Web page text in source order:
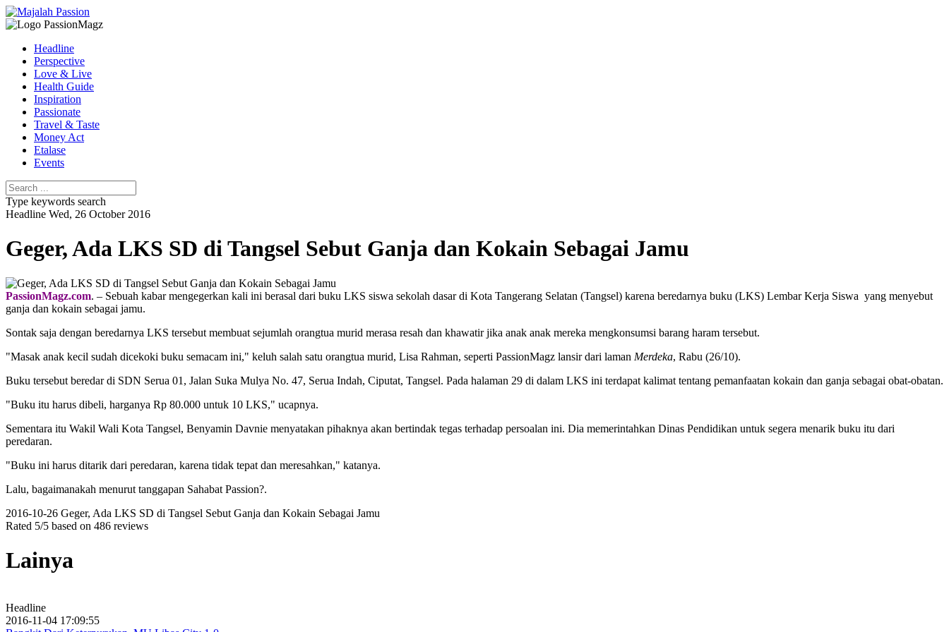
Headline
Perspective
Love & Live
Health Guide
Inspiration
Passionate
Travel & Taste
Money Act
Etalase
Events
Type keywords search
Headline Wed, 26 October 2016
Geger, Ada LKS SD di Tangsel Sebut Ganja dan Kokain Sebagai Jamu
PassionMagz.com. – Sebuah kabar mengegerkan kali ini berasal dari buku LKS siswa sekolah dasar di Kota Tangerang Selatan (Tangsel) karena beredarnya buku (LKS) Lembar Kerja Siswa yang menyebut
ganja dan kokain sebagai jamu.
Sontak saja dengan beredarnya LKS tersebut membuat sejumlah orangtua murid merasa resah dan khawatir jika anak anak mereka mengkonsumsi barang haram tersebut.
"Masak anak kecil sudah dicekoki buku semacam ini," keluh salah satu orangtua murid, Lisa Rahman, seperti PassionMagz lansir dari laman Merdeka, Rabu (26/10).
Buku tersebut beredar di SDN Serua 01, Jalan Suka Mulya No. 47, Serua Indah, Ciputat, Tangsel. Pada halaman 29 di dalam LKS ini terdapat kalimat tentang pemanfaatan kokain dan ganja sebagai obat-obatan.
"Buku itu harus dibeli, harganya Rp 80.000 untuk 10 LKS," ucapnya.
Sementara itu Wakil Wali Kota Tangsel, Benyamin Davnie menyatakan pihaknya akan bertindak tegas terhadap persoalan ini. Dia memerintahkan Dinas Pendidikan untuk segera menarik buku itu dari
peredaran.
"Buku ini harus ditarik dari peredaran, karena tidak tepat dan meresahkan," katanya.
Lalu, bagaimanakah menurut tanggapan Sahabat Passion?.
2016-10-26 Geger, Ada LKS SD di Tangsel Sebut Ganja dan Kokain Sebagai Jamu
Rated 5/5 based on 486 reviews
Lainya
Headline
2016-11-04 17:09:55